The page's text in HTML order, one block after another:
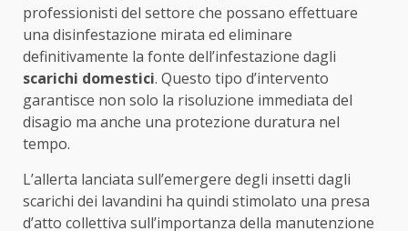
professionisti del settore che possano effettuare
una disinfestazione mirata ed eliminare
definitivamente la fonte dell’infestazione dagli
scarichi domestici. Questo tipo d’intervento
garantisce non solo la risoluzione immediata del
disagio ma anche una protezione duratura nel
tempo.
L’allerta lanciata sull’emergere degli insetti dagli
scarichi dei lavandini ha quindi stimolato una presa
d’atto collettiva sull’importanza della manutenzione